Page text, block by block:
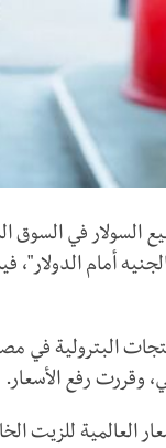
السولار في السوق
أمام
البترولية في
وقررت رفع الأسعار.
العالمية للزيت